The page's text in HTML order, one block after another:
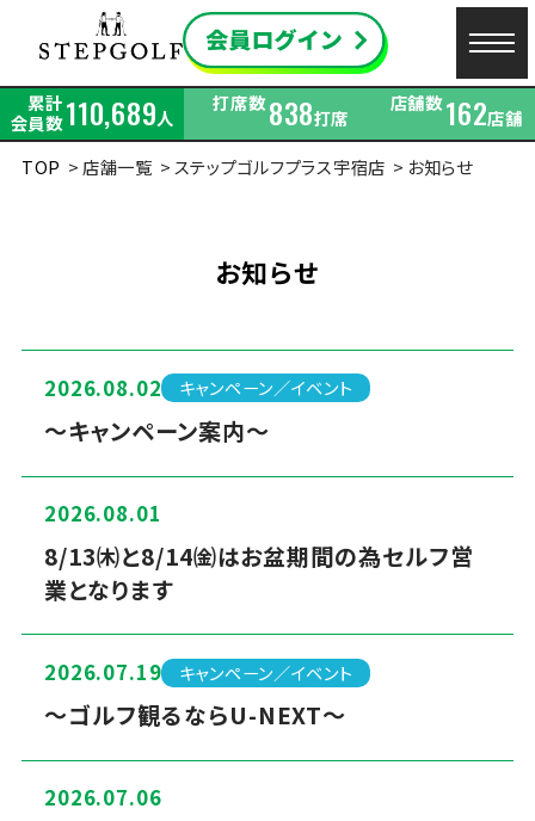
累計
会員数110,689人
打席数838打席
店舗数162店舗
TOP
店舗一覧 ステップゴルフプラス宇宿店 お知らせ
お知らせ
2026.08.02 キャンペーン／イベント
～キャンペーン案内～
2026.08.01
8/13㈭と8/14㈮はお盆期間の為セルフ営
業となります
2026.07.19 キャンペーン／イベント
～ゴルフ観るならU-NEXT～
2026.07.06